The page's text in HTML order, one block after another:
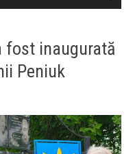
fost inaugurată
Peniuk